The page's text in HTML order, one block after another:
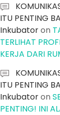
ITU PENTING
Inkubatoron
TERLIHAT
KERJA DARI
ITU PENTING
Inkubatoron
PENTING! INI